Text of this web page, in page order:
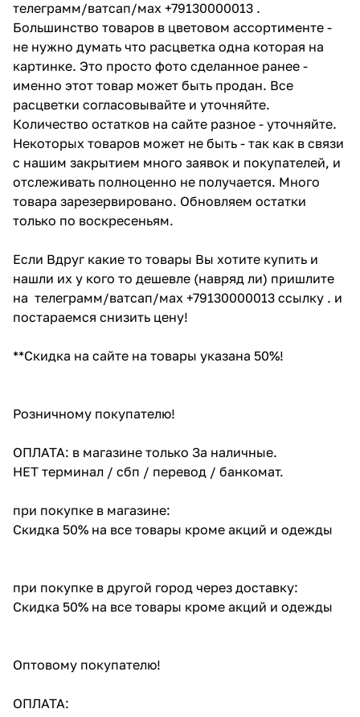
телеграмм/ватсап/мах +79130000013 .
Большинство товаров в цветовом ассортименте -
не нужно думать что расцветка одна которая на
картинке. Это просто фото сделанное ранее -
именно этот товар может быть продан. Все
расцветки согласовывайте и уточняйте.
Количество остатков на сайте разное - уточняйте.
Некоторых товаров может не быть - так как в связи
с нашим закрытием много заявок и покупателей, и
отслеживать полноценно не получается. Много
товара зарезервировано. Обновляем остатки
только по воскресеньям.
Если Вдруг какие то товары Вы хотите купить и
нашли их у кого то дешевле (навряд ли) пришлите
на телеграмм/ватсап/мах +79130000013 ссылку . и
постараемся снизить цену!
**Скидка на сайте на товары указана 50%!
Розничному покупателю!
ОПЛАТА: в магазине только За наличные.
НЕТ терминал / сбп / перевод / банкомат.
при покупке в магазине:
Скидка 50% на все товары кроме акций и одежды
при покупке в другой город через доставку:
Скидка 50% на все товары кроме акций и одежды
Оптовому покупателю!
ОПЛАТА: